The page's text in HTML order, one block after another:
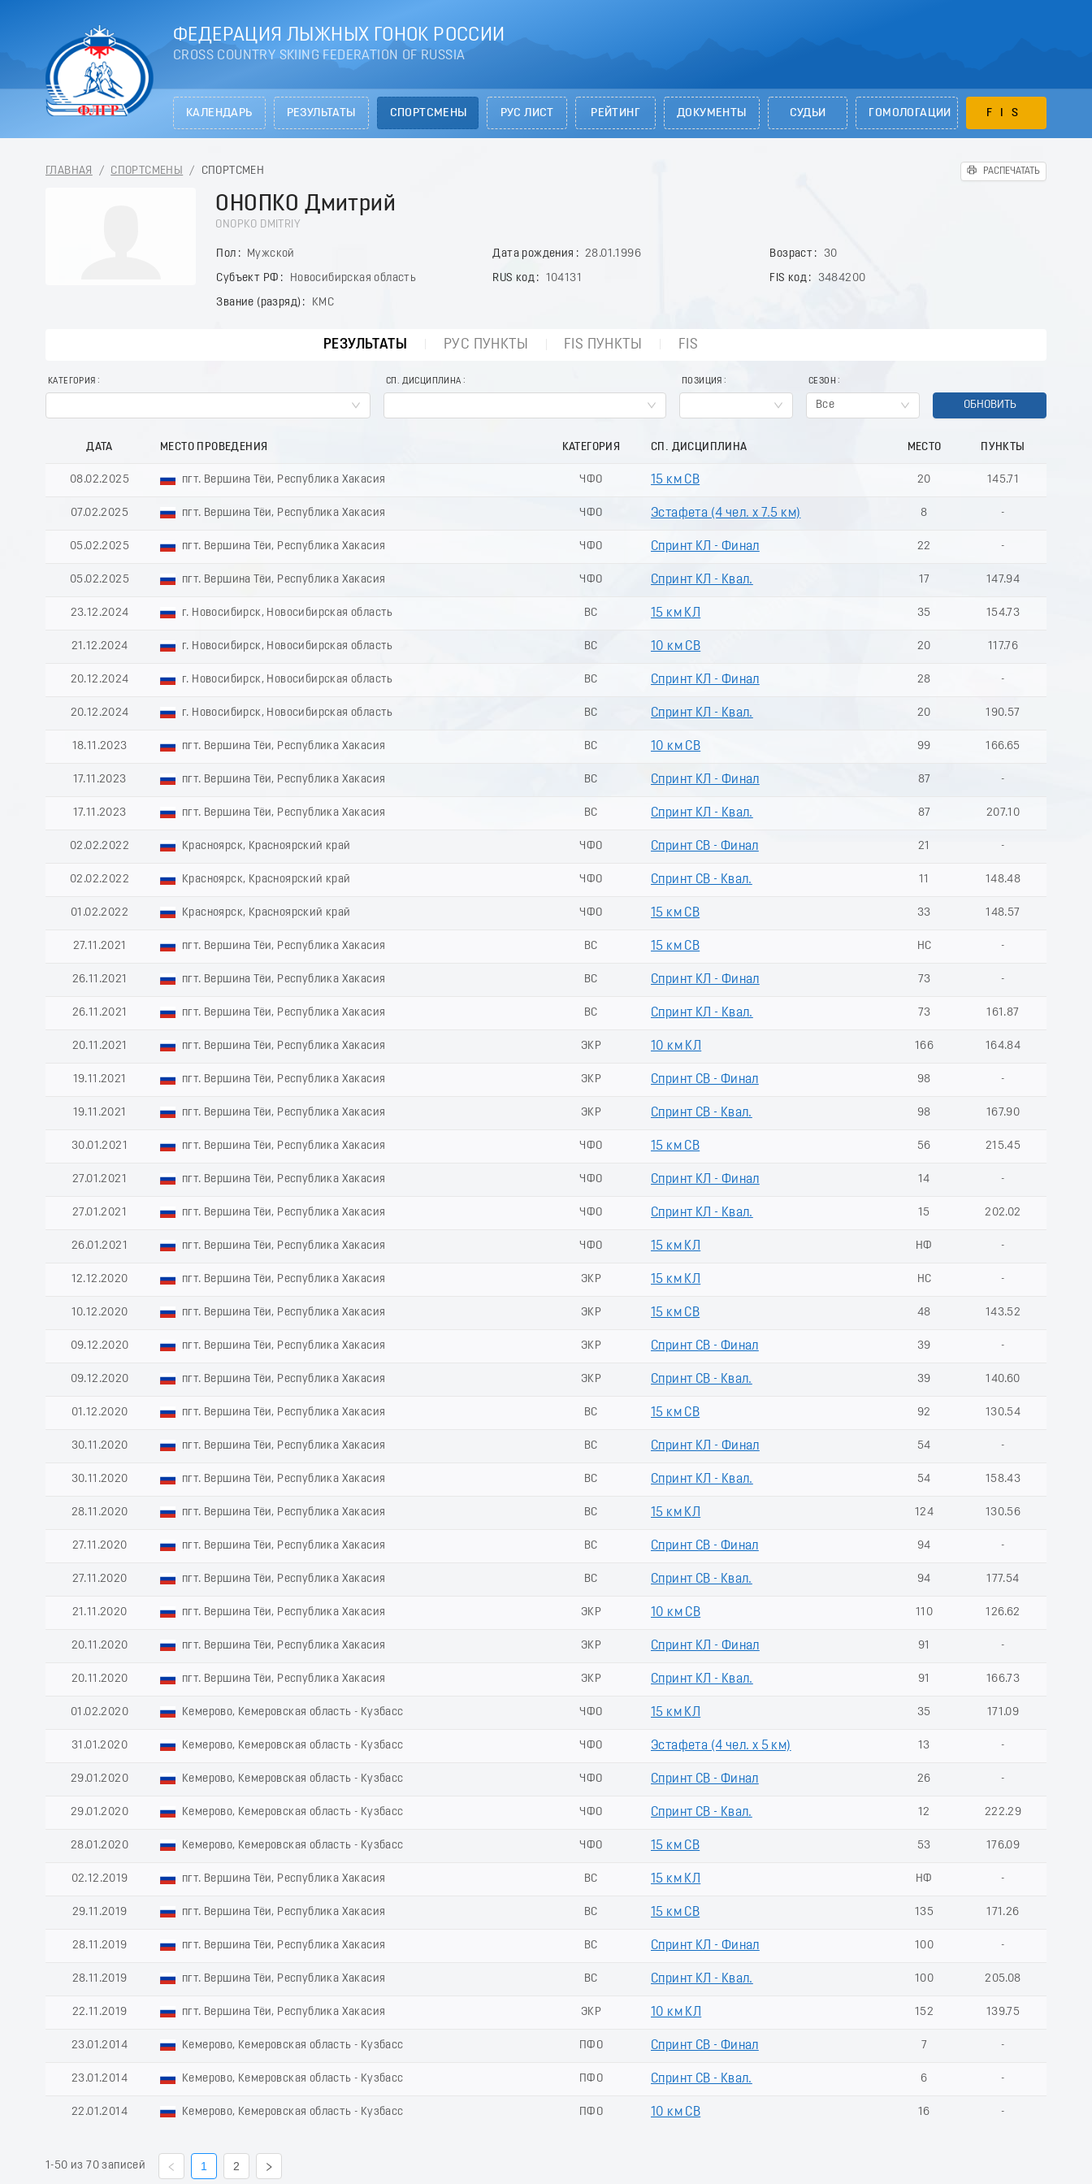
ФЕДЕРАЦИЯ ЛЫЖНЫХ ГОНОК РОССИИ
CROSS COUNTRY SKIING FEDERATION OF RUSSIA
КАЛЕНДАРЬ РЕЗУЛЬТАТЫ СПОРТСМЕНЫ РУС ЛИСТ РЕЙТИНГ ДОКУМЕНТЫ СУДЬИ ГОМОЛОГАЦИИ FIS
ГЛАВНАЯ / СПОРТСМЕНЫ / СПОРТСМЕН РАСПЕЧАТАТЬ
ОНОПКО Дмитрий
ONOPKO DMITRIY
Пол Мужской Дата рождения 28.01.1996 Возраст
30
Субъект РФ
Новосибирская область RUS код 104131 FIS код
3484200
Звание (разряд)
КМС
РЕЗУЛЬТАТЫ РУС ПУНКТЫ FIS ПУНКТЫ FIS
КАТЕГОРИЯ СП. ДИСЦИПЛИНА ПОЗИЦИЯ СЕЗОН
Все ОБНОВИТЬ
ДАТА МЕСТО ПРОВЕДЕНИЯ КАТЕГОРИЯ СП. ДИСЦИПЛИНА МЕСТО ПУНКТЫ
08.02.2025 пгт. Вершина Тёи, Республика Хакасия ЧФО 15 км СВ 20 145.71
07.02.2025 пгт. Вершина Тёи, Республика Хакасия ЧФО Эстафета (4 чел. х 7.5 км) 8 -
05.02.2025 пгт. Вершина Тёи, Республика Хакасия ЧФО Спринт КЛ - Финал 22 -
05.02.2025 пгт. Вершина Тёи, Республика Хакасия ЧФО Спринт КЛ - Квал. 17 147.94
23.12.2024 г. Новосибирск, Новосибирская область ВС 15 км КЛ 35 154.73
21.12.2024 г. Новосибирск, Новосибирская область ВС 10 км СВ 20 117.76
20.12.2024 г. Новосибирск, Новосибирская область ВС Спринт КЛ - Финал 28 -
20.12.2024 г. Новосибирск, Новосибирская область ВС Спринт КЛ - Квал. 20 190.57
18.11.2023 пгт. Вершина Тёи, Республика Хакасия ВС 10 км СВ 99 166.65
17.11.2023 пгт. Вершина Тёи, Республика Хакасия ВС Спринт КЛ - Финал 87 -
17.11.2023 пгт. Вершина Тёи, Республика Хакасия ВС Спринт КЛ - Квал. 87 207.10
02.02.2022 Красноярск, Красноярский край ЧФО Спринт СВ - Финал 21 -
02.02.2022 Красноярск, Красноярский край ЧФО Спринт СВ - Квал. 11 148.48
01.02.2022 Красноярск, Красноярский край ЧФО 15 км СВ 33 148.57
27.11.2021 пгт. Вершина Тёи, Республика Хакасия ВС 15 км СВ НС -
26.11.2021 пгт. Вершина Тёи, Республика Хакасия ВС Спринт КЛ - Финал 73 -
26.11.2021 пгт. Вершина Тёи, Республика Хакасия ВС Спринт КЛ - Квал. 73 161.87
20.11.2021 пгт. Вершина Тёи, Республика Хакасия ЭКР 10 км КЛ 166 164.84
19.11.2021 пгт. Вершина Тёи, Республика Хакасия ЭКР Спринт СВ - Финал 98 -
19.11.2021 пгт. Вершина Тёи, Республика Хакасия ЭКР Спринт СВ - Квал. 98 167.90
30.01.2021 пгт. Вершина Тёи, Республика Хакасия ЧФО 15 км СВ 56 215.45
27.01.2021 пгт. Вершина Тёи, Республика Хакасия ЧФО Спринт КЛ - Финал 14 -
27.01.2021 пгт. Вершина Тёи, Республика Хакасия ЧФО Спринт КЛ - Квал. 15 202.02
26.01.2021 пгт. Вершина Тёи, Республика Хакасия ЧФО 15 км КЛ НФ -
12.12.2020 пгт. Вершина Тёи, Республика Хакасия ЭКР 15 км КЛ НС -
10.12.2020 пгт. Вершина Тёи, Республика Хакасия ЭКР 15 км СВ 48 143.52
09.12.2020 пгт. Вершина Тёи, Республика Хакасия ЭКР Спринт СВ - Финал 39 -
09.12.2020 пгт. Вершина Тёи, Республика Хакасия ЭКР Спринт СВ - Квал. 39 140.60
01.12.2020 пгт. Вершина Тёи, Республика Хакасия ВС 15 км СВ 92 130.54
30.11.2020 пгт. Вершина Тёи, Республика Хакасия ВС Спринт КЛ - Финал 54 -
30.11.2020 пгт. Вершина Тёи, Республика Хакасия ВС Спринт КЛ - Квал. 54 158.43
28.11.2020 пгт. Вершина Тёи, Республика Хакасия ВС 15 км КЛ 124 130.56
27.11.2020 пгт. Вершина Тёи, Республика Хакасия ВС Спринт СВ - Финал 94 -
27.11.2020 пгт. Вершина Тёи, Республика Хакасия ВС Спринт СВ - Квал. 94 177.54
21.11.2020 пгт. Вершина Тёи, Республика Хакасия ЭКР 10 км СВ 110 126.62
20.11.2020 пгт. Вершина Тёи, Республика Хакасия ЭКР Спринт КЛ - Финал 91 -
20.11.2020 пгт. Вершина Тёи, Республика Хакасия ЭКР Спринт КЛ - Квал. 91 166.73
01.02.2020 Кемерово, Кемеровская область - Кузбасс ЧФО 15 км КЛ 35 171.09
31.01.2020 Кемерово, Кемеровская область - Кузбасс ЧФО Эстафета (4 чел. х 5 км) 13 -
29.01.2020 Кемерово, Кемеровская область - Кузбасс ЧФО Спринт СВ - Финал 26 -
29.01.2020 Кемерово, Кемеровская область - Кузбасс ЧФО Спринт СВ - Квал. 12 222.29
28.01.2020 Кемерово, Кемеровская область - Кузбасс ЧФО 15 км СВ 53 176.09
02.12.2019 пгт. Вершина Тёи, Республика Хакасия ВС 15 км КЛ НФ -
29.11.2019 пгт. Вершина Тёи, Республика Хакасия ВС 15 км СВ 135 171.26
28.11.2019 пгт. Вершина Тёи, Республика Хакасия ВС Спринт КЛ - Финал 100 -
28.11.2019 пгт. Вершина Тёи, Республика Хакасия ВС Спринт КЛ - Квал. 100 205.08
22.11.2019 пгт. Вершина Тёи, Республика Хакасия ЭКР 10 км КЛ 152 139.75
23.01.2014 Кемерово, Кемеровская область - Кузбасс ПФО Спринт СВ - Финал 7 -
23.01.2014 Кемерово, Кемеровская область - Кузбасс ПФО Спринт СВ - Квал. 6 -
22.01.2014 Кемерово, Кемеровская область - Кузбасс ПФО 10 км СВ 16 -
1-50 из 70 записей 1 2